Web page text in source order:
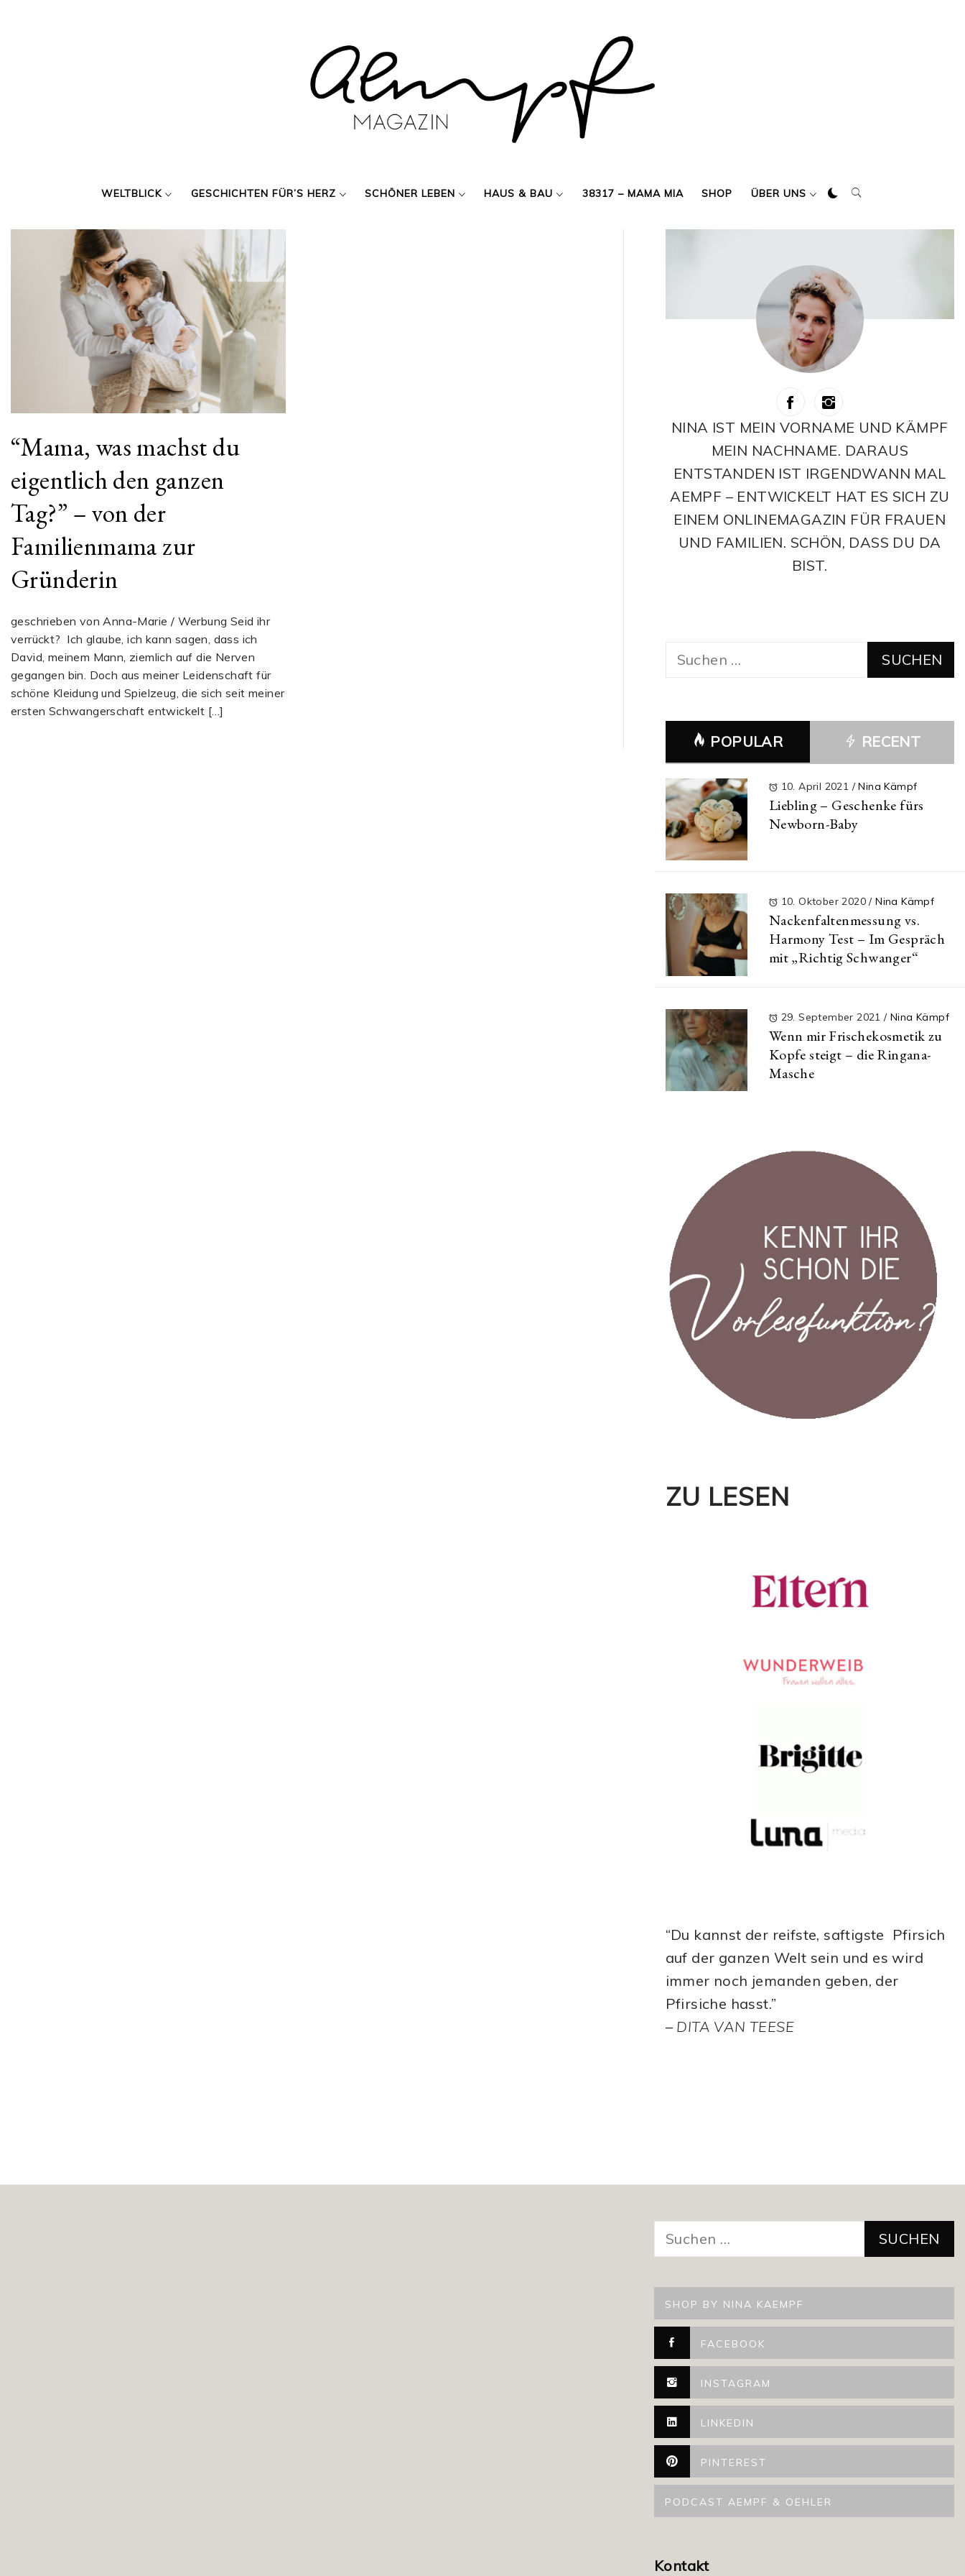
WELTBLICK GESCHICHTEN FÜR’S HERZ SCHÖNER LEBEN HAUS & BAU 38317 – MAMA MIA SHOP ÜBER UNS
“Mama, was machst du
eigentlich den ganzen
Tag?” – von der
Familienmama zur
Gründerin
geschrieben von Anna-Marie / Werbung Seid ihr
verrückt? Ich glaube, ich kann sagen, dass ich
David, meinem Mann, ziemlich auf die Nerven
gegangen bin. Doch aus meiner Leidenschaft für
schöne Kleidung und Spielzeug, die sich seit meiner
ersten Schwangerschaft entwickelt […]
NINA IST MEIN VORNAME UND KÄMPF
MEIN NACHNAME. DARAUS
ENTSTANDEN IST IRGENDWANN MAL
AEMPF – ENTWICKELT HAT ES SICH ZU
EINEM ONLINEMAGAZIN FÜR FRAUEN
UND FAMILIEN. SCHÖN, DASS DU DA
BIST.
Suchen
POPULAR RECENT
10. April 2021 / Nina Kämpf
Liebling – Geschenke fürs
Newborn-Baby
10. Oktober 2020/ Nina Kämpf
Nackenfaltenmessung vs.
Harmony Test – Im Gespräch
mit „Richtig Schwanger“
29. September 2021/ Nina Kämpf
Wenn mir Frischekosmetik zu
Kopfe steigt – die Ringana-
Masche
ZU LESEN
“Du kannst der reifste, saftigste Pfirsich
auf der ganzen Welt sein und es wird
immer noch jemanden geben, der
Pfirsiche hasst.”
– DITA VAN TEESE
nach:
SHOP BY NINA KAEMPF
FACEBOOK
INSTAGRAM
LINKEDIN
PINTEREST
PODCAST AEMPF & OEHLER
Kontakt